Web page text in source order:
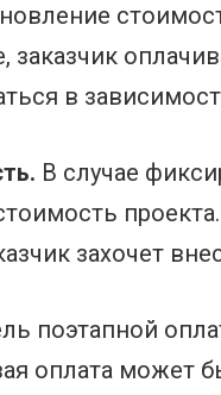
заказчик
в
В случае
захочет
поэтапной
оплата может